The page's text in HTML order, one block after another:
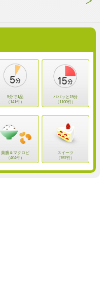
5分で1品
（141件）
パパッと15分
（1100件）
薬膳＆マクロビ
（404件）
スイーツ
（767件）